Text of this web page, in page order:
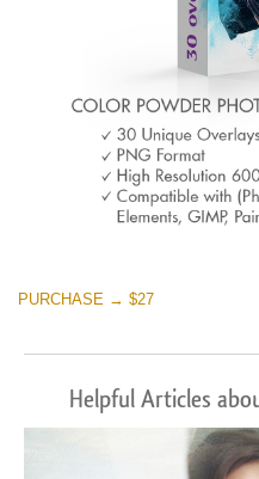
PURCHASE → $27
Helpful Articles